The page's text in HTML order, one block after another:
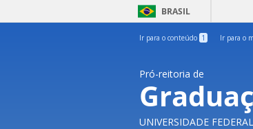
BRASIL
Ir para o conteúdo 1 Ir para o
Pró-reitoria de
UNIVERSIDADE